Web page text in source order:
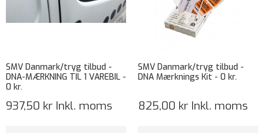
SMV Danmark/tryg tilbud -
DNA-MÆRKNING TIL 1 VAREBIL -
0 kr.
937,50 kr Inkl. moms
SMV Danmark/tryg tilbud -
DNA Mærknings Kit - 0 kr.
825,00 kr Inkl. moms